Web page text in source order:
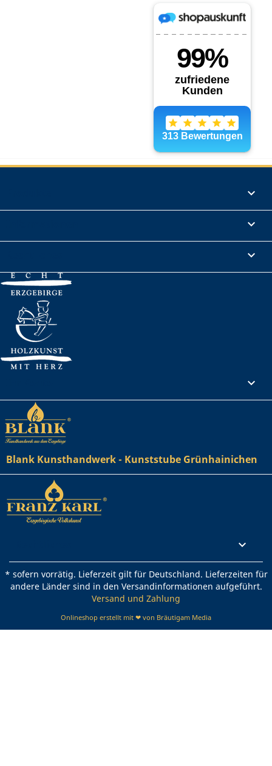




Blank Kunsthandwerk - Kunststube Grünhainichen

* sofern vorrätig. Lieferzeit gilt für Deutschland. Lieferzeiten für
andere Länder sind in den Versandinformationen aufgeführt.
Versand und Zahlung
Onlineshop erstellt mit ❤ von Bräutigam Media